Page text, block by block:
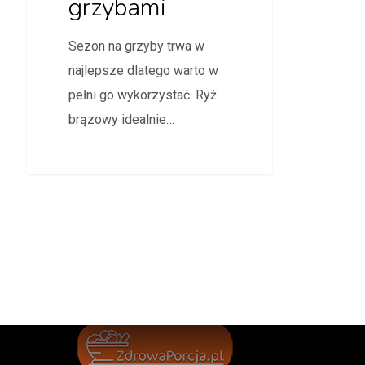
grzybami
Sezon na grzyby trwa w
najlepsze dlatego warto w
pełni go wykorzystać. Ryż
brązowy idealnie…